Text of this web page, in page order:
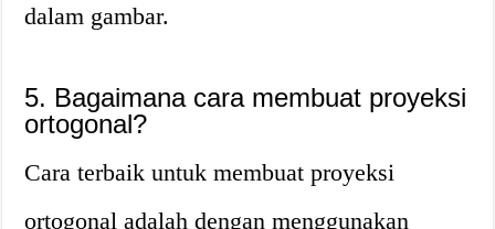
dalam gambar.
5. Bagaimana cara membuat proyeksi
ortogonal?
Cara terbaik untuk membuat proyeksi
ortogonal adalah dengan menggunakan